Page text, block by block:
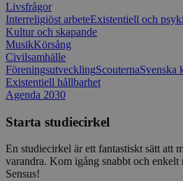
Livsfrågor
Interreligiöst arbeteExistentiell och
Kultur och skapande
MusikKörsång
Civilsamhälle
FöreningsutvecklingScouternaSvenska
Existentiell hållbarhet
Agenda 2030
Starta studiecirkel
En studiecirkel är ett fantastiskt sätt att
varandra. Kom igång snabbt och enkelt
Sensus!